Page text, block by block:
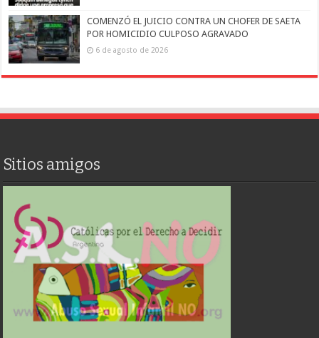
COMENZÓ EL JUICIO CONTRA UN CHOFER DE SAETA
POR HOMICIDIO CULPOSO AGRAVADO
6 de agosto de 2026
Sitios amigos